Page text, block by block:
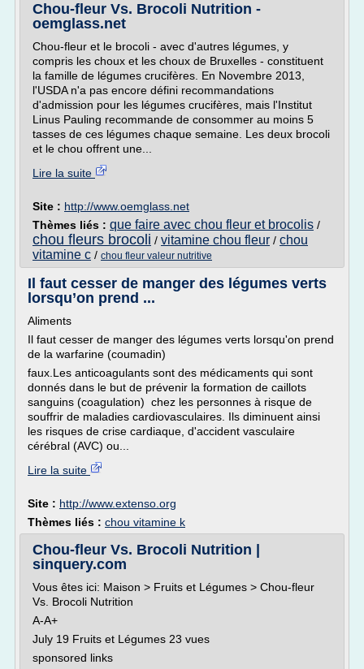
Chou-fleur Vs. Brocoli Nutrition -
oemglass.net
Chou-fleur et le brocoli - avec d'autres légumes, y
compris les choux et les choux de Bruxelles - constituent
la famille de légumes crucifères. En Novembre 2013,
l'USDA n'a pas encore défini recommandations
d'admission pour les légumes crucifères, mais l'Institut
Linus Pauling recommande de consommer au moins 5
tasses de ces légumes chaque semaine. Les deux brocoli
et le chou offrent une...
Lire la suite
Site : http://www.oemglass.net
Thèmes liés : que faire avec chou fleur et brocolis /
chou fleurs brocoli / vitamine chou fleur / chou
vitamine c / chou fleur valeur nutritive
Il faut cesser de manger des légumes verts
lorsqu’on prend ...
Aliments
Il faut cesser de manger des légumes verts lorsqu'on prend
de la warfarine (coumadin)
faux.Les anticoagulants sont des médicaments qui sont
donnés dans le but de prévenir la formation de caillots
sanguins (coagulation) chez les personnes à risque de
souffrir de maladies cardiovasculaires. Ils diminuent ainsi
les risques de crise cardiaque, d'accident vasculaire
cérébral (AVC) ou...
Lire la suite
Site : http://www.extenso.org
Thèmes liés : chou vitamine k
Chou-fleur Vs. Brocoli Nutrition |
sinquery.com
Vous êtes ici: Maison > Fruits et Légumes > Chou-fleur
Vs. Brocoli Nutrition
A-A+
July 19 Fruits et Légumes 23 vues
sponsored links